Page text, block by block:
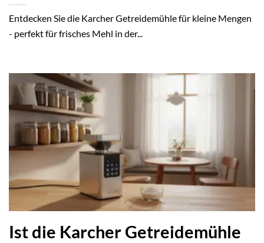
Entdecken Sie die Karcher Getreidemühle für kleine Mengen
- perfekt für frisches Mehl in der...
Ist die Karcher Getreidemühle